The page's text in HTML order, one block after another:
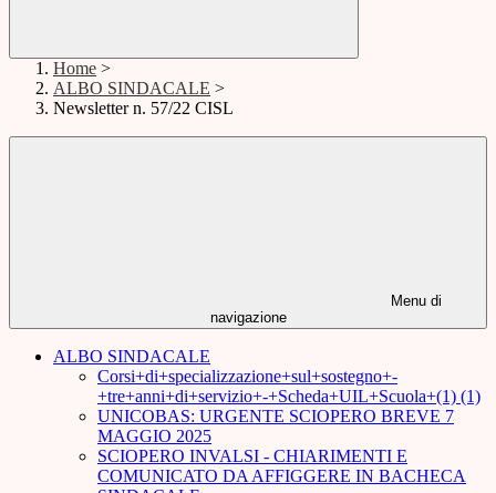
Home >
ALBO SINDACALE >
Newsletter n. 57/22 CISL
Menu di
navigazione
ALBO SINDACALE
Corsi+di+specializzazione+sul+sostegno+-
+tre+anni+di+servizio+-+Scheda+UIL+Scuola+(1) (1)
UNICOBAS: URGENTE SCIOPERO BREVE 7
MAGGIO 2025
SCIOPERO INVALSI - CHIARIMENTI E
COMUNICATO DA AFFIGGERE IN BACHECA